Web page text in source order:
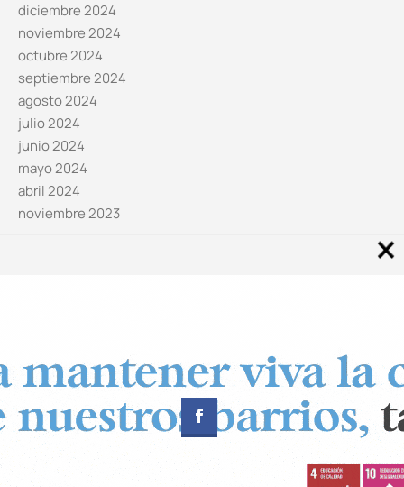
diciembre 2024
noviembre 2024
octubre 2024
septiembre 2024
agosto 2024
julio 2024
junio 2024
mayo 2024
abril 2024
noviembre 2023